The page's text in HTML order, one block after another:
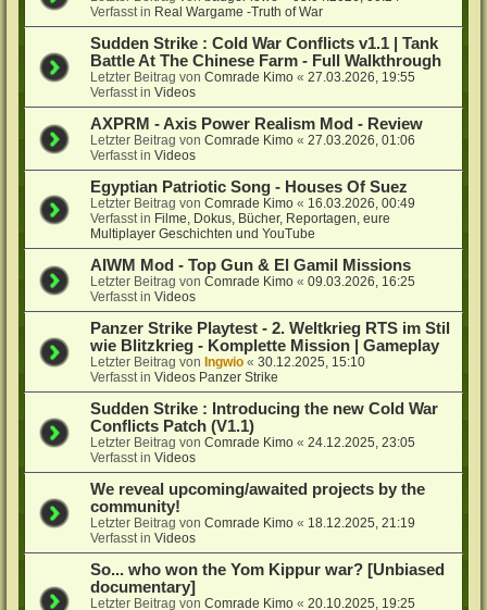
Verfasst in Real Wargame -Truth of War
Sudden Strike : Cold War Conflicts v1.1 | Tank
Battle At The Chinese Farm - Full Walkthrough
Letzter Beitrag vonComrade Kimo «27.03.2026, 19:55
Verfasst inVideos
AXPRM - Axis Power Realism Mod - Review
Letzter Beitrag vonComrade Kimo «27.03.2026, 01:06
Verfasst inVideos
Egyptian Patriotic Song - Houses Of Suez
Letzter Beitrag vonComrade Kimo « 16.03.2026, 00:49
Verfasst in Filme, Dokus, Bücher, Reportagen, eure
Multiplayer Geschichten und YouTube
AIWM Mod - Top Gun & El Gamil Missions
Letzter Beitrag vonComrade Kimo «09.03.2026, 16:25
Verfasst inVideos
Panzer Strike Playtest - 2. Weltkrieg RTS im Stil
wie Blitzkrieg - Komplette Mission | Gameplay
Letzter Beitrag vonIngwio «30.12.2025, 15:10
Verfasst inVideos Panzer Strike
Sudden Strike : Introducing the new Cold War
Conflicts Patch (V1.1)
Letzter Beitrag vonComrade Kimo «24.12.2025, 23:05
Verfasst inVideos
We reveal upcoming/awaited projects by the
community!
Letzter Beitrag vonComrade Kimo « 18.12.2025, 21:19
Verfasst inVideos
So... who won the Yom Kippur war? [Unbiased
documentary]
Letzter Beitrag vonComrade Kimo «20.10.2025, 19:25